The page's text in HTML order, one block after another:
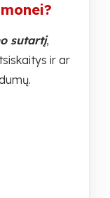
sutartį,
ir ar